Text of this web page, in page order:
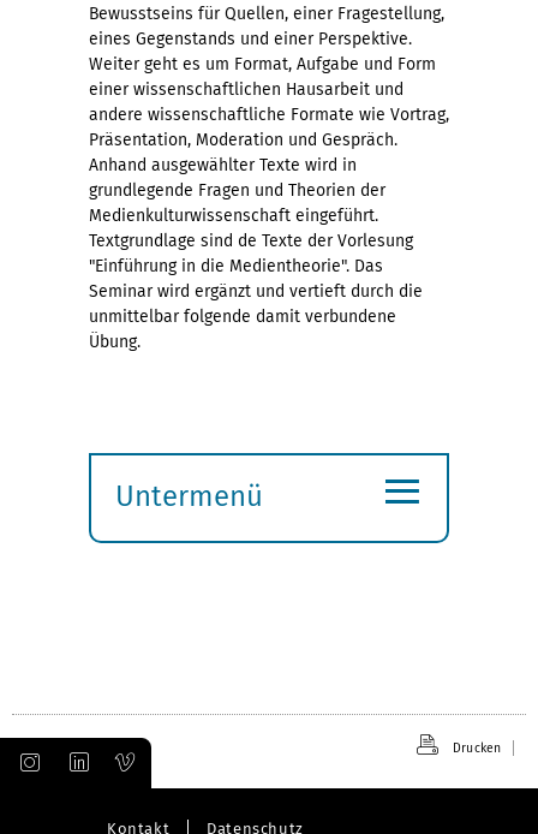
Bewusstseins für Quellen, einer Fragestellung,
eines Gegenstands und einer Perspektive.
Weiter geht es um Format, Aufgabe und Form
einer wissenschaftlichen Hausarbeit und
andere wissenschaftliche Formate wie Vortrag,
Präsentation, Moderation und Gespräch.
Anhand ausgewählter Texte wird in
grundlegende Fragen und Theorien der
Medienkulturwissenschaft eingeführt.
Textgrundlage sind de Texte der Vorlesung
"Einführung in die Medientheorie". Das
Seminar wird ergänzt und vertieft durch die
unmittelbar folgende damit verbundene
Übung.
Untermenü
≡
Drucken
Kontakt Datenschutz